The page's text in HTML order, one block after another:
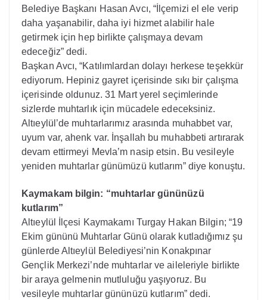
Belediye Başkanı Hasan Avcı, “İlçemizi el ele verip
daha yaşanabilir, daha iyi hizmet alabilir hale
getirmek için hep birlikte çalışmaya devam
edeceğiz” dedi.
Başkan Avcı, “Katılımlardan dolayı herkese teşekkür
ediyorum. Hepiniz gayret içerisinde sıkı bir çalışma
içerisinde oldunuz. 31 Mart yerel seçimlerinde
sizlerde muhtarlık için mücadele edeceksiniz.
Altıeylül’de muhtarlarımız arasında muhabbet var,
uyum var, ahenk var. İnşallah bu muhabbeti artırarak
devam ettirmeyi Mevla’m nasip etsin. Bu vesileyle
yeniden muhtarlar günümüzü kutlarım” diye konuştu.
Kaymakam bilgin: “muhtarlar gününüzü
kutlarım”
Altıeylül İlçesi Kaymakamı Turgay Hakan Bilgin; “19
Ekim gününü Muhtarlar Günü olarak kutladığımız şu
günlerde Altıeylül Belediyesi’nin Konakpınar
Gençlik Merkezi’nde muhtarlar ve aileleriyle birlikte
bir araya gelmenin mutluluğu yaşıyoruz. Bu
vesileyle muhtarlar gününüzü kutlarım” dedi.